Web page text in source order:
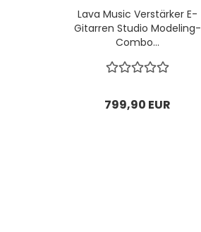
Lava Music Verstärker E-
Gitarren Studio Modeling-
Combo...
799,90 EUR